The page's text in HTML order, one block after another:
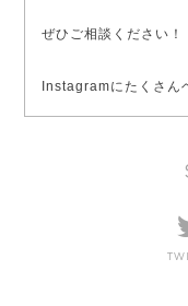
ぜひご相談ください！
Instagramにたくさん